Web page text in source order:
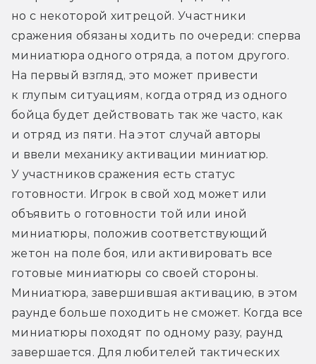
но с некоторой хитрецой. Участники
сражения обязаны ходить по очереди: сперва
миниатюра одного отряда, а потом другого.
На первый взгляд, это может привести
к глупым ситуациям, когда отряд из одного
бойца будет действовать так же часто, как
и отряд из пяти. На этот случай авторы
и ввели механику активации миниатюр.
У участников сражения есть статус
готовности. Игрок в свой ход может или
объявить о готовности той или иной
миниатюры, положив соответствующий
жетон на поле боя, или активировать все
готовые миниатюры со своей стороны.
Миниатюра, завершившая активацию, в этом
раунде больше походить не сможет. Когда все
миниатюры походят по одному разу, раунд
завершается. Для любителей тактических